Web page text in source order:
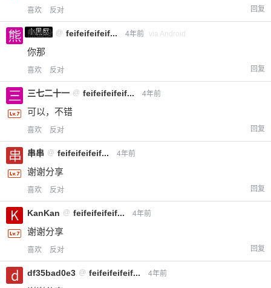
喜欢 反对 回复
小黑屋
熊出没 @ feifeifeifeif... 4年前 via Android
你那
喜欢 反对 回复
三七二十一 @ feifeifeifeif... 4年前
可以，不错
喜欢 反对 回复
串串 @ feifeifeifeif... 4年前
谢谢分享
喜欢 反对 回复
KanKan @ feifeifeifeif... 4年前
谢谢分享
喜欢 反对 回复
df35bad0e3 @ feifeifeifeif... 4年前